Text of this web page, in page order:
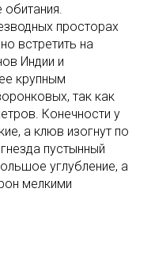
обитания.
просторах
встретить на
Индии и
крупным
так как
Конечности у
а клюв изогнут по
пустынный
углубление, а
мелкими